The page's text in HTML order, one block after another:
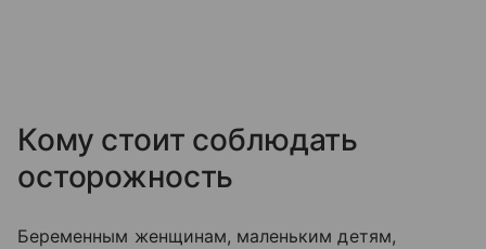
Кому стоит соблюдать
осторожность
Беременным женщинам, маленьким детям,